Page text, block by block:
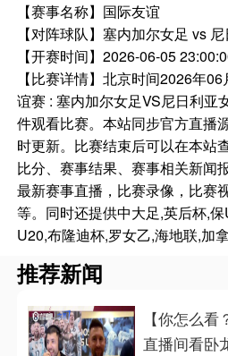
【赛事名称】 国际友谊
【对阵球队】塞内加尔女足 vs
【开赛时间】2026-06-05
【比赛详情】北京时间2026年
谊赛 : 塞内加尔女足VS尼日利亚
件观看比赛。本站同步官方直播
时更新。比赛结束后可以在本站
比分、赛事结果、赛事相关新闻
最新赛事直播，比赛录像，比赛
等。同时还提供中大足,英后杯,
U20,布隆迪杯,罗女乙,海地联,加
推荐新闻
【你怎么
直播间看卧